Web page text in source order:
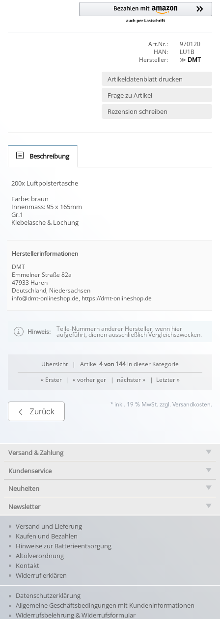
Art.Nr.:
970120
HAN:
LU1B
Hersteller:
≫ DMT
Artikeldatenblatt drucken
Frage zu Artikel
Rezension schreiben
Beschreibung
200x Luftpolstertasche
Farbe: braun
Innenmass: 95 x 165mm
Gr.1
Klebelasche & Lochung
Herstellerinformationen
DMT
Emmelner Straße 82a
47933 Haren
Deutschland, Niedersachsen
info@dmt-onlineshop.de, https://dmt-onlineshop.de
Hinweis: Teile-Nummern anderer Hersteller, wenn hier
aufgeführt, dienen ausschließlich Vergleichszwecken.
Übersicht | Artikel 4 von 144 in dieser Kategorie
« Erster| « vorheriger| nächster »| Letzter »
Zurück
* inkl. 19 % MwSt. zzgl. Versandkosten.
Versand & Zahlung
Kundenservice
Neuheiten
Newsletter
Versand und Lieferung
Kaufen und Bezahlen
Hinweise zur Batterieentsorgung
Altölverordnung
Kontakt
Widerruf erklären
Datenschutzerklärung
Allgemeine Geschäftsbedingungen mit Kundeninformationen
Widerrufsbelehrung & Widerrufsformular